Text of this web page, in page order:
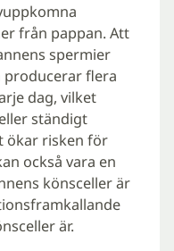
från pappan. Att
spermier
producerar flera
dag, vilket
ständigt
ökar risken för
också vara en
könsceller är
är.